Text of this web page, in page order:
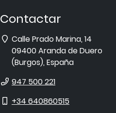
Contactar
Dirección
Calle Prado Marina, 14
09400Aranda de Duero
(Burgos), España
Teléfono
947 500 221
Móvil
+34 640860515